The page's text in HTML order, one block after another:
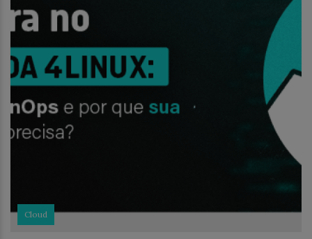
Cloud